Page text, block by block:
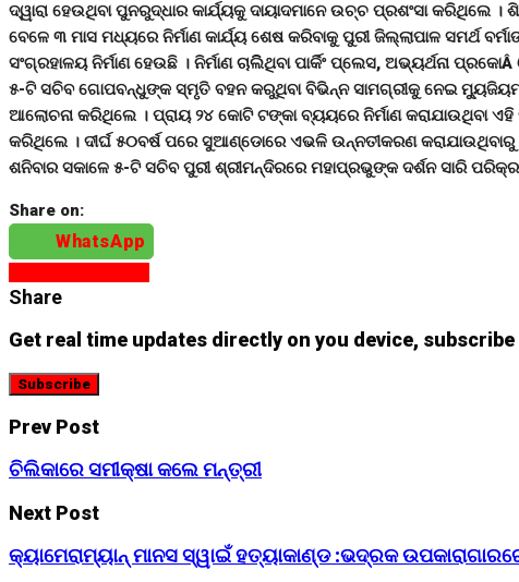
ଦ୍ୱାରା ହେଉଥିବା ପୁନରୁଦ୍ଧାର କାର୍ଯ୍ୟକୁ ଦାୟାଦମାନେ ଉଚ୍ଚ ପ୍ରଶଂସା କରିଥିଲେ
ବେଳେ ୩ ମାସ ମଧ୍ୟରେ ନିର୍ମାଣ କାର୍ଯ୍ୟ ଶେଷ କରିବାକୁ ପୁରୀ ଜିଲ୍ଲାପାଳ ସମର୍ଥ
ସଂଗ୍ରହାଳୟ ନିର୍ମାଣ ହେଉଛି । ନିର୍ମାଣ ଚାଲିିଥିବା ପାର୍କିଂ ପ୍ଲେସ, ଅଭ୍ୟର୍ଥନା
୫-ଟି ସଚିବ ଗୋପବନ୍ଧୁଙ୍କ ସ୍ମୃତି ବହନ କରୁଥିବା ବିଭିନ୍ନ ସାମଗ୍ରୀକୁ ନେଇ
ଆଲୋଚନା କରିଥିଲେ । ପ୍ରାୟ ୨୪ କୋଟି ଟଙ୍କା ବ୍ୟୟରେ ନିର୍ମାଣ କରାଯାଉଥିବା
କରିଥିଲେ । ଦୀର୍ଘ ୫୦ବର୍ଷ ପରେ ସୁଆଣ୍ଡୋରେ ଏଭଳି ଉନ୍ନତୀକରଣ
ଶନିବାର ସକାଳେ ୫-ଟି ସଚିବ ପୁରୀ ଶ୍ରୀମନ୍ଦିରରେ ମହାପ୍ରଭୁଙ୍କ ଦର୍ଶନ ସାରି
Share on:
WhatsApp
Share
Get real time updates directly on you device, subscribe
Subscribe
Prev Post
ଚିଲିକାରେ ସମୀକ୍ଷା କଲେ ମନ୍ତ୍ରୀ
Next Post
କ୍ୟାମେରାମ୍ୟାନ୍ ମାନସ ସ୍ୱାଇଁ ହତ୍ୟାକାଣ୍ଡ :ଭଦ୍ରକ